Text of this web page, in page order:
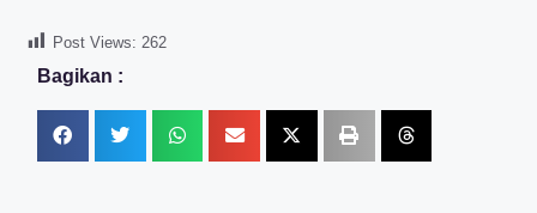
Post Views: 262
Bagikan :